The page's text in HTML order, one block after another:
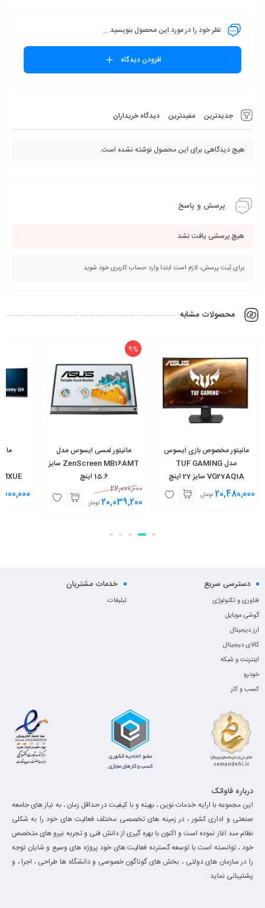
جدیدترین مفیدترین دیدگاه خریداران
هیچ دیدگاهی برای این محصول نوشته نشده است.
نظر خود را در مورد این محصول بنویسید ...
افزودن دیدگاه
پرسش و پاسخ
هیچ پرسشی یافت نشد
برای ثبت پرسش، لازم است ابتدا وارد حساب کاربری خود شوید
محصولات مشابه
مانیتور مخصوص بازی ایسوس
مدل TUF GAMING
VG27AQ1A سایز 27 اینچ
20,480,000 تومان
9%
مانیتور لمسی ایسوس مدل
ZenScreen MB16AMT سایز
15.6 اینچ
22,000,000
20,039,200 تومان
دسترسی سریع
فناوری و تکنولوژی
گوشی موبایل
ارز دیجیتال
کالای دیجیتال
اینترنت و شبکه
خودرو
کسب و کار
خدمات مشتریان
تبلیغات
درباره فاواتک
این مجموعه با ارایه خدمات نوین ، بهینه و با کیفیت در حداقل زمان ، به نیاز های جامعه
صنعتی و اداری کشور ، در زمینه های تخصصی مختلف فعالیت های خود را به شکلی
نظام مند اغاز نموده است و اکنون با بهره گیری از دانش فنی و تجربه نیرو های متخصص
خود ، توانسته است با توسعه گسترده فعالیت های خود پروژه های وسیع و شایان توجه
را در سازمان های دولتی ، بخش های گوناگون خصوصی و دانشگاه ها طراحی ، اجرا ، و
پشتیبانی نماید .